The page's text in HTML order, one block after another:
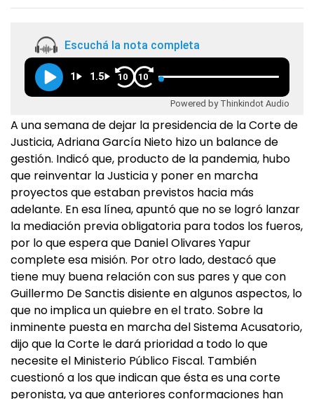
Escuchá la nota completa
1 1.5 10 10
Powered by Thinkindot Audio
A una semana de dejar la presidencia de la Corte de
Justicia, Adriana García Nieto hizo un balance de
gestión. Indicó que, producto de la pandemia, hubo
que reinventar la Justicia y poner en marcha
proyectos que estaban previstos hacia más
adelante. En esa línea, apuntó que no se logró lanzar
la mediación previa obligatoria para todos los fueros,
por lo que espera que Daniel Olivares Yapur
complete esa misión. Por otro lado, destacó que
tiene muy buena relación con sus pares y que con
Guillermo De Sanctis disiente en algunos aspectos, lo
que no implica un quiebre en el trato. Sobre la
inminente puesta en marcha del Sistema Acusatorio,
dijo que la Corte le dará prioridad a todo lo que
necesite el Ministerio Público Fiscal. También
cuestionó a los que indican que ésta es una corte
peronista, ya que anteriores conformaciones han